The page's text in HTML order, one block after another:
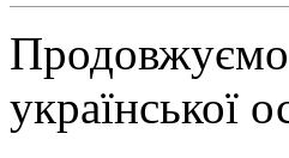
Продовжуємо
української